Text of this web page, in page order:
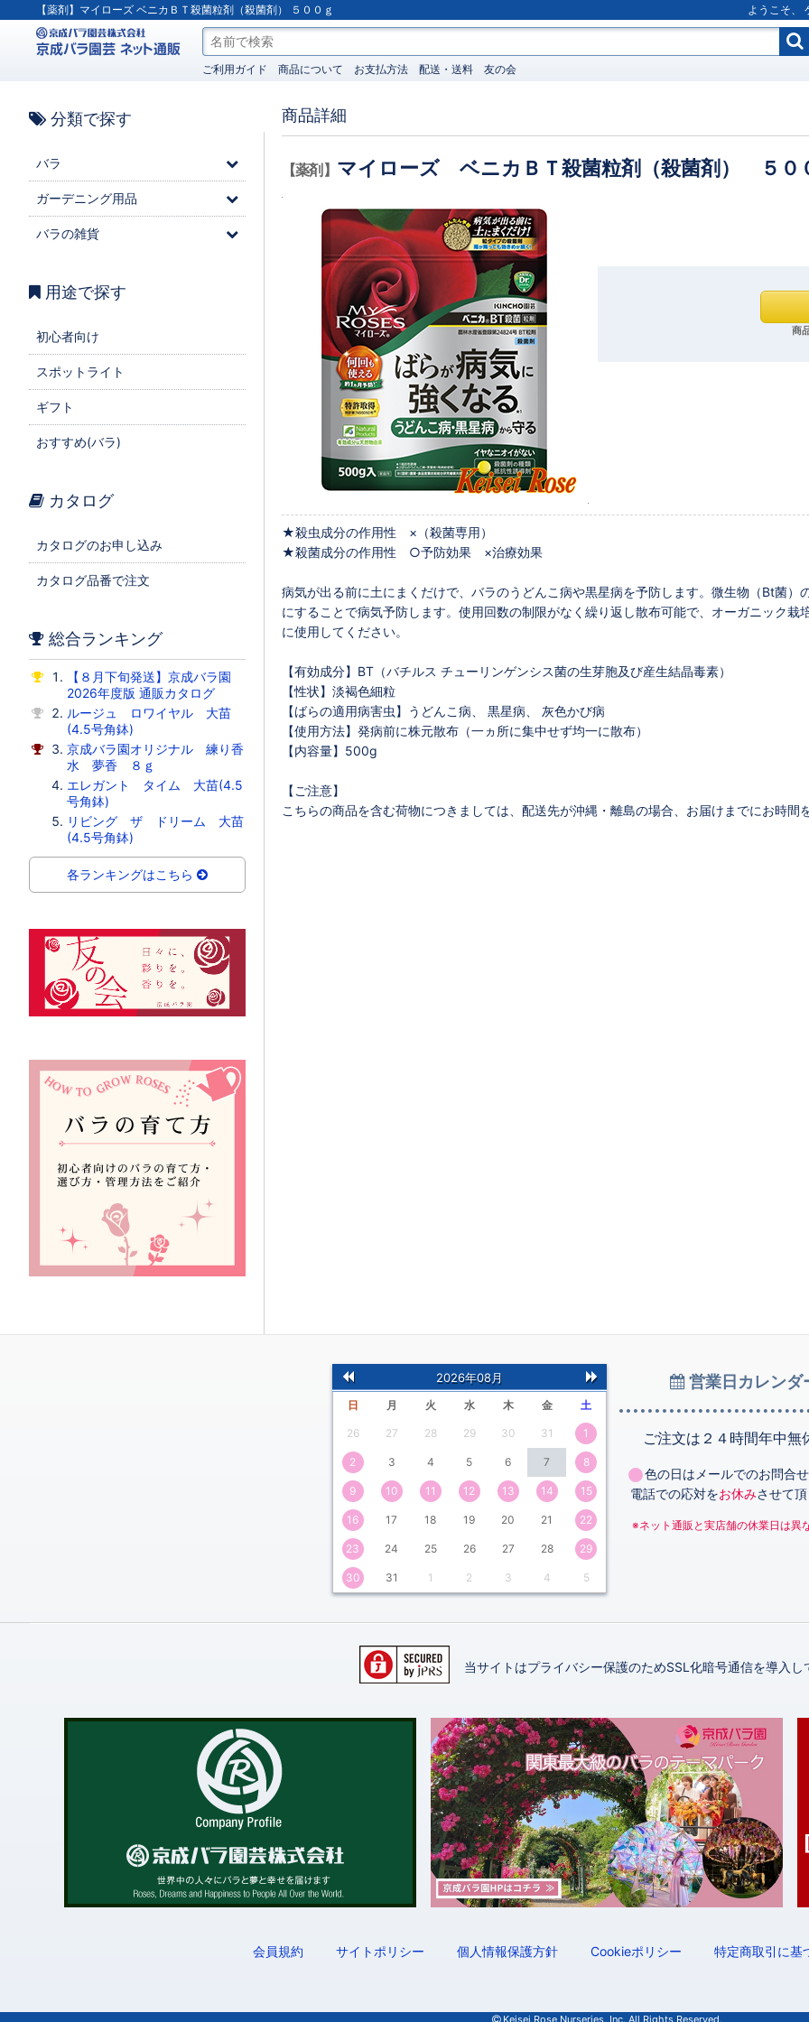
【薬剤】マイローズ ベニカＢＴ殺菌粒剤（殺菌剤） ５００ｇ ようこそ、
ご利用ガイド 商品について お支払方法 配送・送料 友の会
商品詳細
【薬剤】 マイローズ ベニカＢＴ殺菌粒剤（殺菌剤） ５０
商
★殺虫成分の作用性 ×（殺菌専用）
★殺菌成分の作用性 ○予防効果 ×治療効果
病気が出る前に土にまくだけで、バラのうどんこ病や黒星病を予防します。微生物（Bt菌
にすることで病気予防します。使用回数の制限がなく繰り返し散布可能で、オーガニック
に使用してください。
【有効成分】BT（バチルス チューリンゲンシス菌の生芽胞及び産生結晶毒素）
【性状】淡褐色細粒
【ばらの適用病害虫】うどんこ病、 黒星病、 灰色かび病
【使用方法】発病前に株元散布（一ヵ所に集中せず均一に散布）
【内容量】500g
【ご注意】
こちらの商品を含む荷物につきましては、配送先が沖縄・離島の場合、お届けまでにお時間
分類で探す
バラ
ガーデニング用品
バラの雑貨
用途で探す
初心者向け
スポットライト
ギフト
おすすめ(バラ)
カタログ
カタログのお申し込み
カタログ品番で注文
総合ランキング
【８月下旬発送】京成バラ園
2026年度版 通販カタログ
ルージュ ロワイヤル 大苗
(4.5号角鉢)
京成バラ園オリジナル 練り香
水 夢香 ８ｇ
エレガント タイム 大苗(4.5
号角鉢)
リビング ザ ドリーム 大苗
(4.5号角鉢)
各ランキングはこちら
前
の
月
次
月
2026年08月
日 月 火 水 木 金 土
26 27 28 29 30 31 1
2 3 4 5 6 7 8
9 10 11 12 13 14 15
16 17 18 19 20 21 22
23 24 25 26 27 28 29
30 31 1 2 3 4 5
営業日カレンダ
ご注文は２４時間年中無
色の日はメールでのお問合
電話での応対をお休みさせて頂
※ネット通販と実店舗の休業日は異
当サイトはプライバシー保護のためSSL化暗号通信を導入し
会員規約 サイトポリシー 個人情報保護方針 Cookieポリシー 特定商取引に基
Keisei Rose Nurseries, Inc. All Rights Reserved.